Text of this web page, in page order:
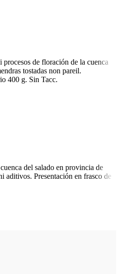
de floración de la cuenca
tostadas non pareil.
400 g. Sin Tacc.
del salado en provincia de
aditivos. Presentación en frasco de